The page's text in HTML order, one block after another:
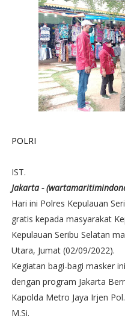
POLRI
IST.
Jakarta -
Hari ini Polres Kepulauan
gratis kepada masyarakat
Kepulauan Seribu Selatan
Utara, Jumat (02/09/2022).
Kegiatan bagi-bagi masker
dengan program Jakarta
Kapolda Metro Jaya Irjen
M.Si.